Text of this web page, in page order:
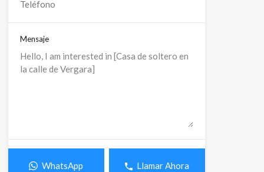
Mensaje
WhatsApp Llamar Ahora